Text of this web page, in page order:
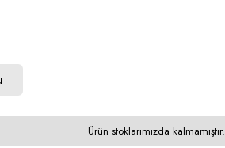
Ürün stoklarımızda kalmamıştır.